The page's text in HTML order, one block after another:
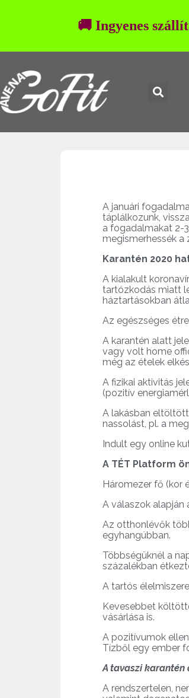
🚚 Ingyenes
A januári
táplálkozunk,
a fogadalmakat 2-
megismerhessék a
Karantén 2020
A kialakult
tartózkodás miatt
háztartásokban
Az egészséges
A karantén alatt
vagy volt home
még az ételek
A fizikai aktivitás
(pozitív
A lakásban
nassolást, pl. a
Indult egy online
A TÉT Platform
Háromezer fő (kor
A válaszok alapján
Az otthonlévők
egyhangúbban.
Többségüknél a
százalékban
A tartós
Kevesebbet
vásárlása is.
A pozitívumok
Tízből egy ember
A tavaszi
A rendszertelen,